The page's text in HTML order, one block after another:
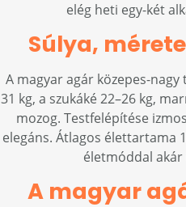
elég heti egy-két
Súlya,
A magyar agár közepes-
31 kg, a szukáké 22–26 kg,
mozog. Testfelépítése
elegáns. Átlagos élettartama
életmóddal
A magyar